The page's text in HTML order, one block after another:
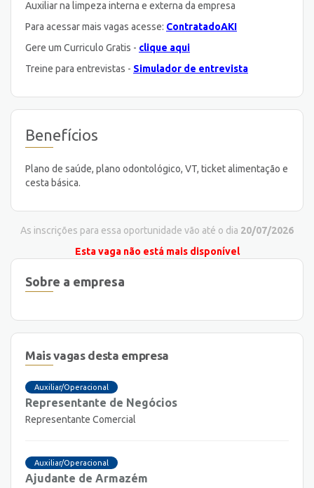
Auxiliar na limpeza interna e externa da empresa
Para acessar mais vagas acesse: ContratadoAKI
Gere um Curriculo Gratis - clique aqui
Treine para entrevistas - Simulador de entrevista
Benefícios
Plano de saúde, plano odontológico, VT, ticket alimentação e
cesta básica.
As inscrições para essa oportunidade vão até o dia 20/07/2026
Esta vaga não está mais disponível
Sobre a empresa
Mais vagas desta empresa
Auxiliar/Operacional
Representante de Negócios
Representante Comercial
Auxiliar/Operacional
Ajudante de Armazém